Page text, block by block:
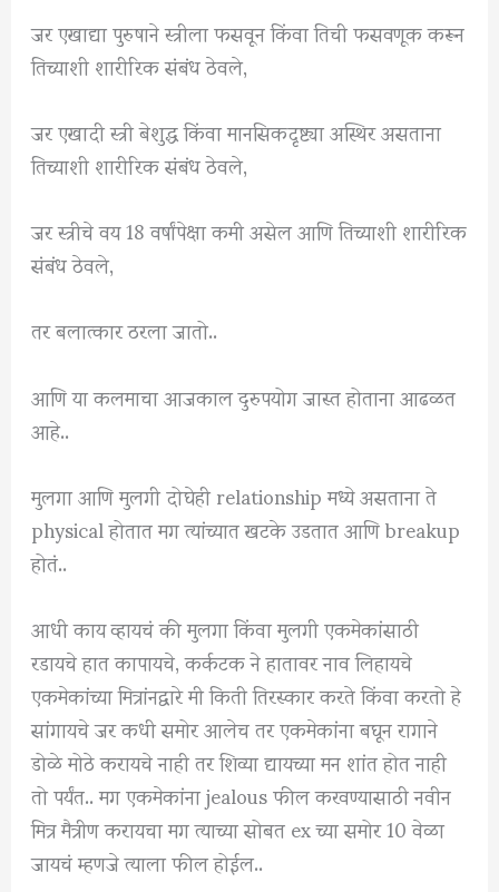
जर एखाद्या पुरुषाने स्त्रीला फसवून किंवा तिची फसवणूक करून
तिच्याशी शारीरिक संबंध ठेवले,
जर एखादी स्त्री बेशुद्ध किंवा मानसिकदृष्ट्या अस्थिर असताना
तिच्याशी शारीरिक संबंध ठेवले,
जर स्त्रीचे वय 18 वर्षांपेक्षा कमी असेल आणि तिच्याशी शारीरिक
संबंध ठेवले,
तर बलात्कार ठरला जातो..
आणि या कलमाचा आजकाल दुरुपयोग जास्त होताना आढळत
आहे..
मुलगा आणि मुलगी दोघेही relationship मध्ये असताना ते
physical होतात मग त्यांच्यात खटके उडतात आणि breakup
होतं..
आधी काय व्हायचं की मुलगा किंवा मुलगी एकमेकांसाठी
रडायचे हात कापायचे, कर्कटक ने हातावर नाव लिहायचे
एकमेकांच्या मित्रांनद्वारे मी किती तिरस्कार करते किंवा करतो हे
सांगायचे जर कधी समोर आलेच तर एकमेकांना बघून रागाने
डोळे मोठे करायचे नाही तर शिव्या द्यायच्या मन शांत होत नाही
तो पर्यंत.. मग एकमेकांना jealous फील करवण्यासाठी नवीन
मित्र मैत्रीण करायचा मग त्याच्या सोबत ex च्या समोर 10 वेळा
जायचं म्हणजे त्याला फील होईल..